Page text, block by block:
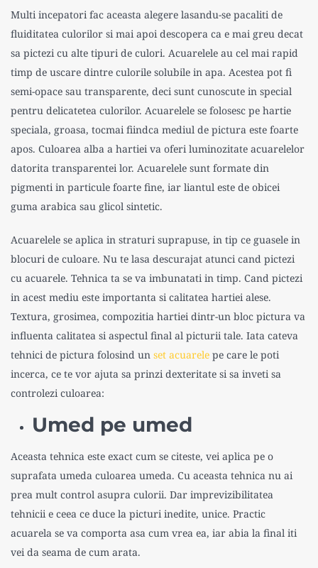
Multi incepatori fac aceasta alegere lasandu-se pacaliti de
fluiditatea culorilor si mai apoi descopera ca e mai greu decat
sa pictezi cu alte tipuri de culori. Acuarelele au cel mai rapid
timp de uscare dintre culorile solubile in apa. Acestea pot fi
semi-opace sau transparente, deci sunt cunoscute in special
pentru delicatetea culorilor. Acuarelele se folosesc pe hartie
speciala, groasa, tocmai fiindca mediul de pictura este foarte
apos. Culoarea alba a hartiei va oferi luminozitate acuarelelor
datorita transparentei lor. Acuarelele sunt formate din
pigmenti in particule foarte fine, iar liantul este de obicei
guma arabica sau glicol sintetic.
Acuarelele se aplica in straturi suprapuse, in tip ce guasele in
blocuri de culoare. Nu te lasa descurajat atunci cand pictezi
cu acuarele. Tehnica ta se va imbunatati in timp. Cand pictezi
in acest mediu este importanta si calitatea hartiei alese.
Textura, grosimea, compozitia hartiei dintr-un bloc pictura va
influenta calitatea si aspectul final al picturii tale. Iata cateva
tehnici de pictura folosind un set acuarele pe care le poti
incerca, ce te vor ajuta sa prinzi dexteritate si sa inveti sa
controlezi culoarea:
Umed pe umed
Aceasta tehnica este exact cum se citeste, vei aplica pe o
suprafata umeda culoarea umeda. Cu aceasta tehnica nu ai
prea mult control asupra culorii. Dar imprevizibilitatea
tehnicii e ceea ce duce la picturi inedite, unice. Practic
acuarela se va comporta asa cum vrea ea, iar abia la final iti
vei da seama de cum arata.